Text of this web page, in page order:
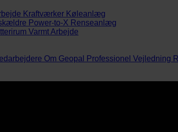
Kraftværker Køleanlæg
Power-to-X Renseanlæg
Varmt Arbejde
Om Geopal Professionel Vejledning